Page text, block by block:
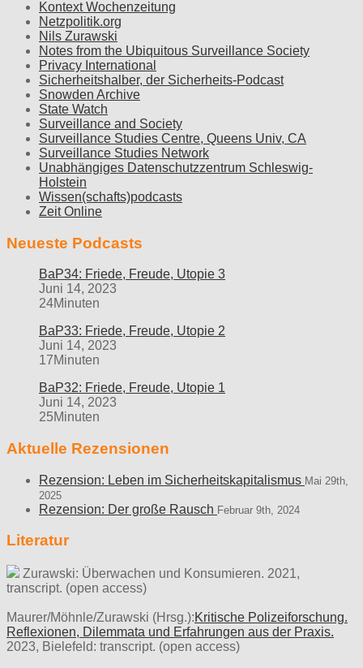
Kontext Wochenzeitung
Netzpolitik.org
Nils Zurawski
Notes from the Ubiquitous Surveillance Society
Privacy International
Sicherheitshalber, der Sicherheits-Podcast
Snowden Archive
State Watch
Surveillance and Society
Surveillance Studies Centre, Queens Univ, CA
Surveillance Studies Network
Unabhängiges Datenschutzzentrum Schleswig-
Holstein
Wissen(schafts)podcasts
Zeit Online
Neueste Podcasts
BaP34: Friede, Freude, Utopie 3
Juni 14, 2023
24Minuten
BaP33: Friede, Freude, Utopie 2
Juni 14, 2023
17Minuten
BaP32: Friede, Freude, Utopie 1
Juni 14, 2023
25Minuten
Aktuelle Rezensionen
Rezension: Leben im Sicherheitskapitalismus Mai 29th,
2025
Rezension: Der große Rausch Februar 9th, 2024
Literatur
Zurawski: Überwachen und Konsumieren. 2021,
transcript. (open access)
Maurer/Möhnle/Zurawski (Hrsg.):Kritische Polizeiforschung.
Reflexionen, Dilemmata und Erfahrungen aus der Praxis.
2023, Bielefeld: transcript. (open access)